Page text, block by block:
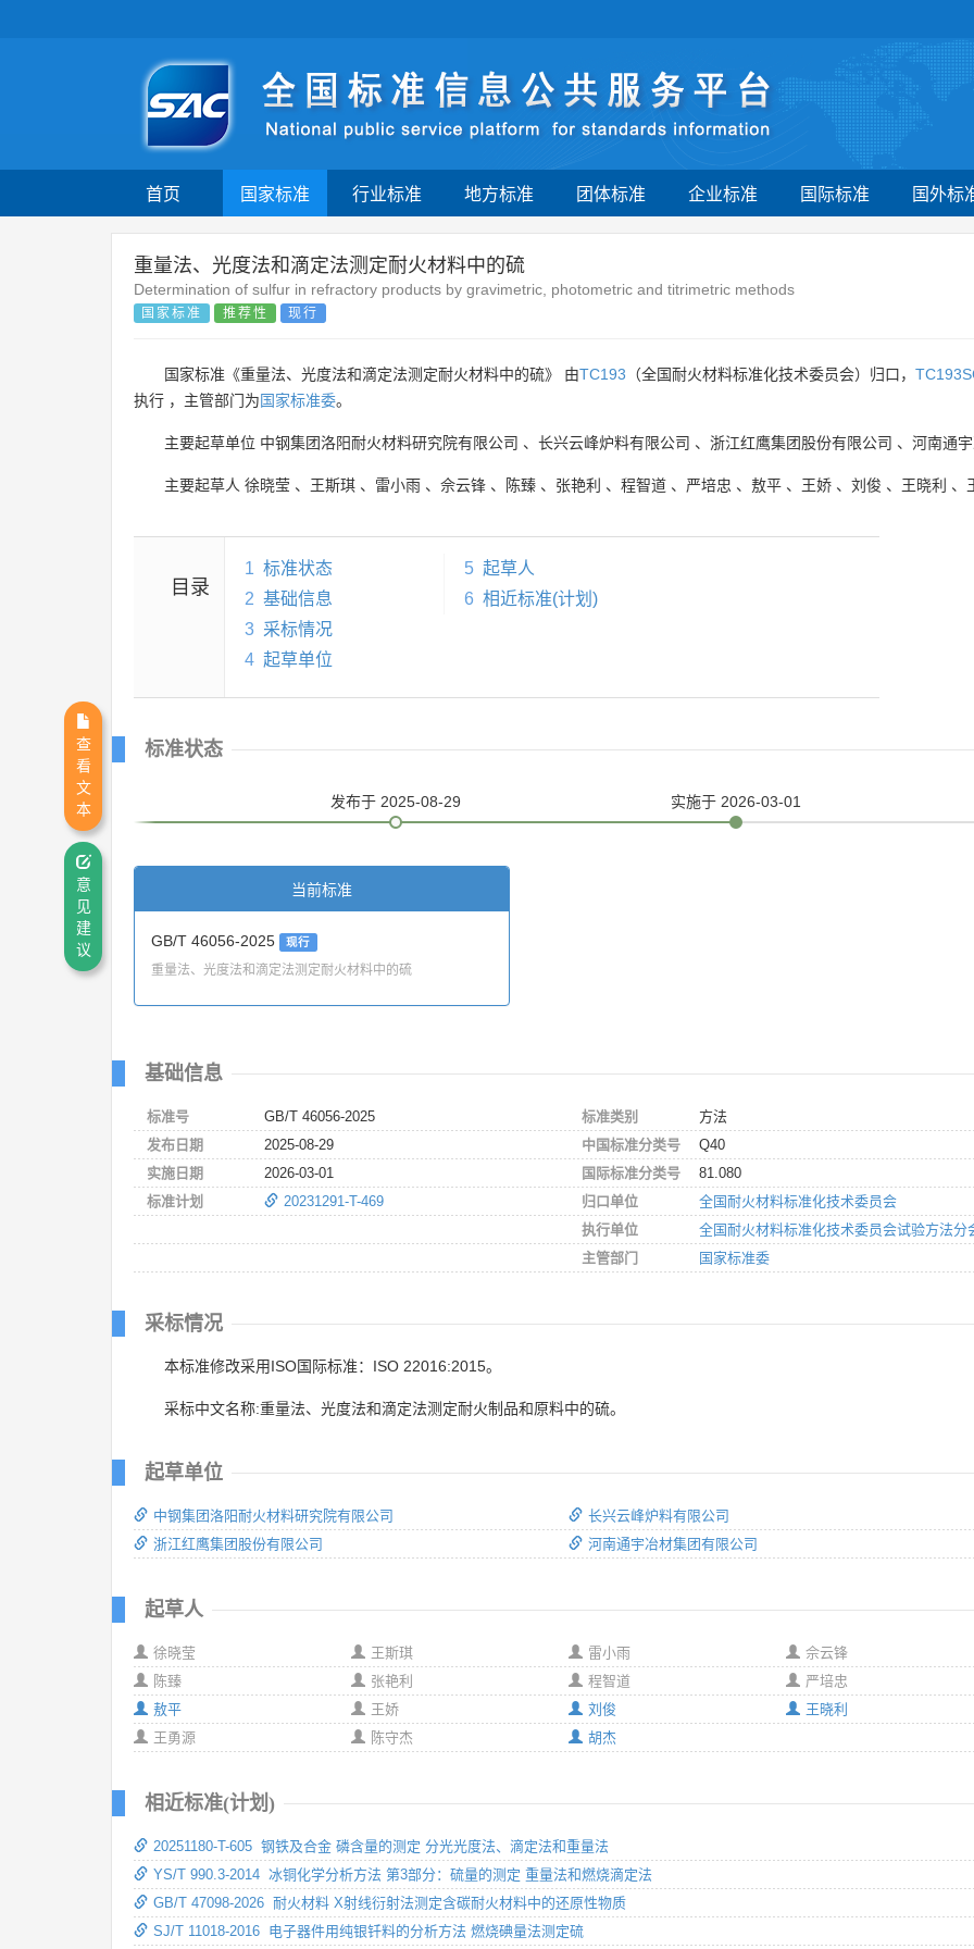
首页 国家标准 行业标准 地方标准 团体标准 企业标准 国际标准 国外标
重量法、光度法和滴定法测定耐火材料中的硫
Determination of sulfur in refractory products by gravimetric, photometric and titrimetric methods
国家标准 推荐性 现行
国家标准《重量法、光度法和滴定法测定耐火材料中的硫》 由TC193 （全国耐火材料标准化技术委员会）归口，
执行 ，主管部门为国家标准委。
主要起草单位 中钢集团洛阳耐火材料研究院有限公司 、 长兴云峰炉料有限公司 、 浙江红鹰集团股份有限公司 、 河南通
主要起草人 徐晓莹 、 王斯琪 、 雷小雨 、 佘云锋 、 陈臻 、 张艳利 、 程智道 、 严培忠 、 敖平 、 王娇 、 刘俊 、 王晓利 、
目录
1 标准状态
2 基础信息
3 采标情况
4 起草单位
5 起草人
6 相近标准(计划)
标准状态
发布于 2025-08-29 实施于 2026-03-01
当前标准
GB/T 46056-2025 现行
重量法、光度法和滴定法测定耐火材料中的硫
基础信息
标准号
GB/T 46056-2025
发布日期
2025-08-29
实施日期
2026-03-01
标准计划
20231291-T-469
标准类别
方法
中国标准分类号
Q40
国际标准分类号
81.080
归口单位
全国耐火材料标准化技术委员会
执行单位
全国耐火材料标准化技术委员会试验方法分
主管部门
国家标准委
采标情况
本标准修改采用ISO国际标准：ISO 22016:2015。
采标中文名称:重量法、光度法和滴定法测定耐火制品和原料中的硫。
起草单位
中钢集团洛阳耐火材料研究院有限公司
浙江红鹰集团股份有限公司
长兴云峰炉料有限公司
河南通宇冶材集团有限公司
起草人
徐晓莹
王斯琪
陈臻
张艳利
敖平
王娇
王勇源
陈守杰
雷小雨
佘云锋
程智道
严培忠
刘俊
王晓利
胡杰
相近标准(计划)
20251180-T-605 钢铁及合金 磷含量的测定 分光光度法、滴定法和重量法
YS/T 990.3-2014 冰铜化学分析方法 第3部分：硫量的测定 重量法和燃烧滴定法
GB/T 47098-2026 耐火材料 X射线衍射法测定含碳耐火材料中的还原性物质
SJ/T 11018-2016 电子器件用纯银钎料的分析方法 燃烧碘量法测定硫
查
看
文
本
意
见
建
议